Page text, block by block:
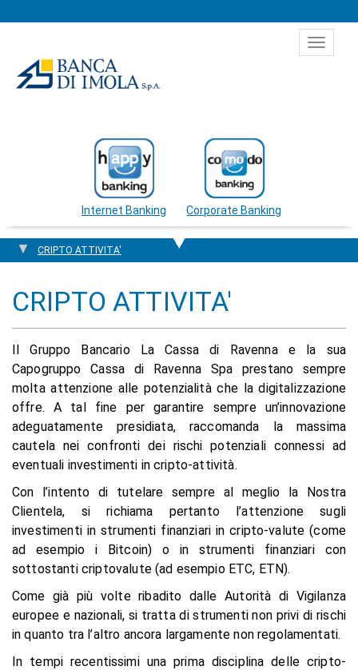
Toggle
Internet Banking Corporate Banking
CRIPTO ATTIVITA'
CRIPTO ATTIVITA'
Il Gruppo Bancario La Cassa di Ravenna e la sua
Capogruppo Cassa di Ravenna Spa prestano sempre
molta attenzione alle potenzialità che la digitalizzazione
offre. A tal fine per garantire sempre un’innovazione
adeguatamente presidiata, raccomanda la massima
cautela nei confronti dei rischi potenziali connessi ad
eventuali investimenti in cripto-attività.
Con l’intento di tutelare sempre al meglio la Nostra
Clientela, si richiama pertanto l’attenzione sugli
investimenti in strumenti finanziari in cripto-valute (come
ad esempio i Bitcoin) o in strumenti finanziari con
sottostanti criptovalute (ad esempio ETC, ETN).
Come già più volte ribadito dalle Autorità di Vigilanza
europee e nazionali, si tratta di strumenti non privi di rischi
in quanto tra l’altro ancora largamente non regolamentati.
In tempi recentissimi una prima disciplina delle cripto-